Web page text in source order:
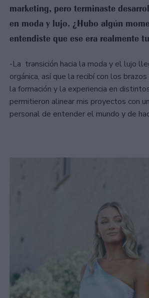
marketing, pero terminaste
en moda y lujo. ¿Hubo algún
entendiste que ese era realmente
-La transición hacia la moda y el lujo
orgánica, así que la recibí con los
la formación y la experiencia en
permitieron alinear mis proyectos con
personal de entender el mundo y de